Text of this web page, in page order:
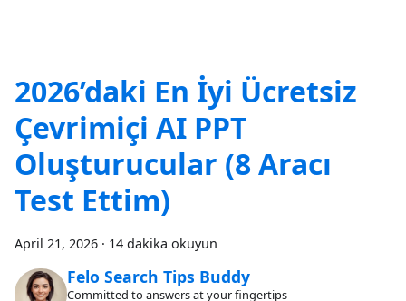
2026’daki En İyi Ücretsiz
Çevrimiçi AI PPT
Oluşturucular (8 Aracı
Test Ettim)
April 21, 2026 · 14 dakika okuyun
Felo Search Tips Buddy
Committed to answers at your fingertips